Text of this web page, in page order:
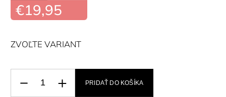
€19,95
ZVOĽTE VARIANT
PRIDAŤ DO KOŠÍKA